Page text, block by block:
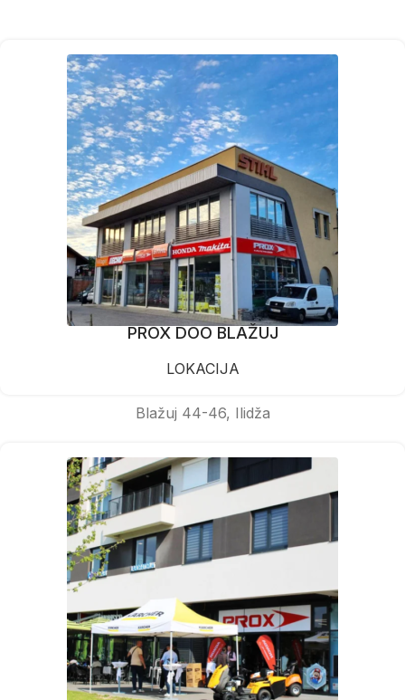
PROX DOO BLAŽUJ
LOKACIJA
Blažuj 44-46, Ilidža